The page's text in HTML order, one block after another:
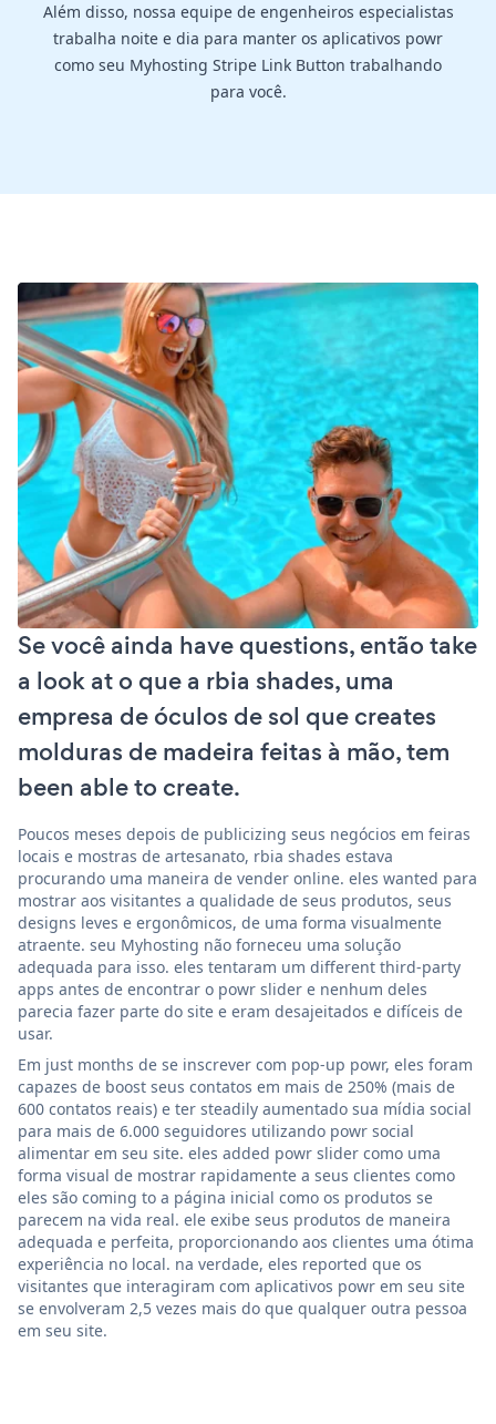
Além disso, nossa equipe de engenheiros especialistas
trabalha noite e dia para manter os aplicativos powr
como seu Myhosting Stripe Link Button trabalhando
para você.
Se você ainda have questions, então take
a look at o que a rbia shades, uma
empresa de óculos de sol que creates
molduras de madeira feitas à mão, tem
been able to create.
Poucos meses depois de publicizing seus negócios em feiras
locais e mostras de artesanato, rbia shades estava
procurando uma maneira de vender online. eles wanted para
mostrar aos visitantes a qualidade de seus produtos, seus
designs leves e ergonômicos, de uma forma visualmente
atraente. seu Myhosting não forneceu uma solução
adequada para isso. eles tentaram um different third-party
apps antes de encontrar o powr slider e nenhum deles
parecia fazer parte do site e eram desajeitados e difíceis de
usar.
Em just months de se inscrever com pop-up powr, eles foram
capazes de boost seus contatos em mais de 250% (mais de
600 contatos reais) e ter steadily aumentado sua mídia social
para mais de 6.000 seguidores utilizando powr social
alimentar em seu site. eles added powr slider como uma
forma visual de mostrar rapidamente a seus clientes como
eles são coming to a página inicial como os produtos se
parecem na vida real. ele exibe seus produtos de maneira
adequada e perfeita, proporcionando aos clientes uma ótima
experiência no local. na verdade, eles reported que os
visitantes que interagiram com aplicativos powr em seu site
se envolveram 2,5 vezes mais do que qualquer outra pessoa
em seu site.